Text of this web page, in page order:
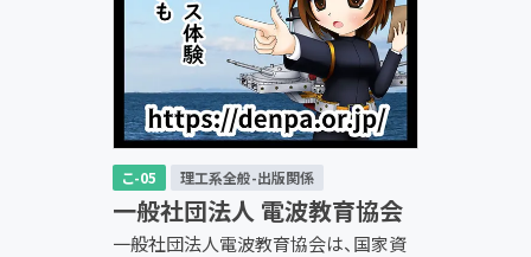
こ-05 理工系全般-出版関係
一般社団法人 電波教育協会
一般社団法人電波教育協会は、国家資